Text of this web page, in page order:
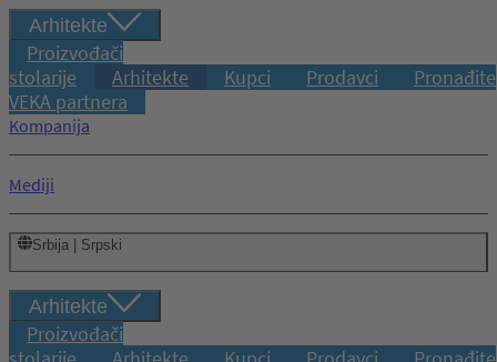
Arhitekte
Proizvođači
stolarije
Arhitekte Kupci Prodavci
Pronađite
VEKA partnera
Kompanija
Mediji
Srbija | Srpski
Arhitekte
Proizvođači